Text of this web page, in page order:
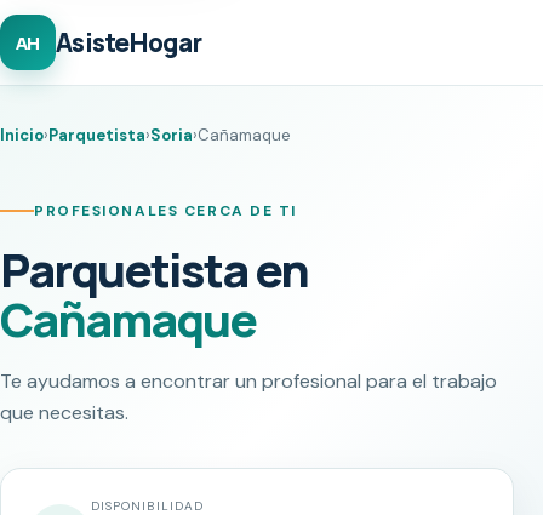
AH AsisteHogar
Inicio›Parquetista›Soria›Cañamaque
PROFESIONALES CERCA DE TI
Parquetista en
Cañamaque
Te ayudamos a encontrar un profesional para el trabajo
que necesitas.
DISPONIBILIDAD